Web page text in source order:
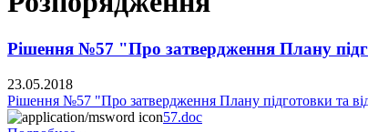
Рішення №57 "Про затвердження Плану
23.05.2018
Рішення №57 "Про затвердження Плану підготовки та
57.doc